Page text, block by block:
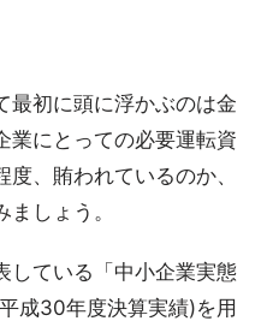
最初に頭に浮かぶのは金
業にとっての必要運転資
、賄われているのか、
しょう。
している「中小企業実態
成30年度決算実績)を用